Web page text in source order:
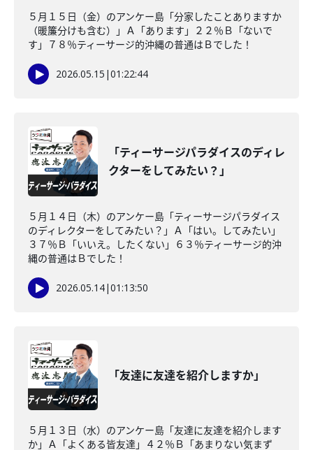
５月１５日（金）のアンケー島「分家したことありますか
（暖簾分けも含む）」Ａ「あります」２２％Ｂ「ないで
す」７８％ティーサージ的沖縄の普通はＢでした！
2026.05.15 |01:22:44
「ティーサージパラダイスのディレ
クターをしてみたい？」
５月１４日（木）のアンケー島「ティーサージパラダイス
のディレクターをしてみたい？」Ａ「はい。してみたい」
３７％Ｂ「いいえ。したくない」６３％ティーサージ的沖
縄の普通はＢでした！
2026.05.14|01:13:50
「友達に友達を紹介しますか」
５月１３日（水）のアンケー島「友達に友達を紹介します
か」Ａ「よくある皆友達」４２％Ｂ「あまりない気まず